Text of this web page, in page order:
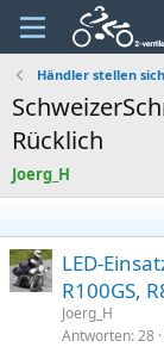
Händler stellen
Rücklich
Joerg_H
LED-
R100GS,
Joerg_H
Antworten 28